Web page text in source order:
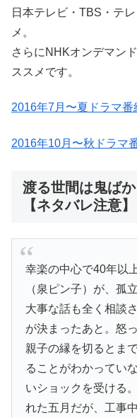
日本テレビ・TBS・テレ
メ。
さらにNHKオンデマン
ススメです。
2016年7月〜夏ドラマ番
2016年10月〜秋ドラマ
渡る世間は鬼ば
【ネタバレ注意】
幸楽の中心で40年以
（泉ピン子）が、孤
大事な話も全く相談
が決まったあと。怒
親子の縁を切るとま
ることがわかってい
いショックを受ける
れた五月だが、工事